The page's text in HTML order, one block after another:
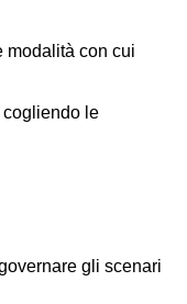
modalità con cui
le
gli scenari